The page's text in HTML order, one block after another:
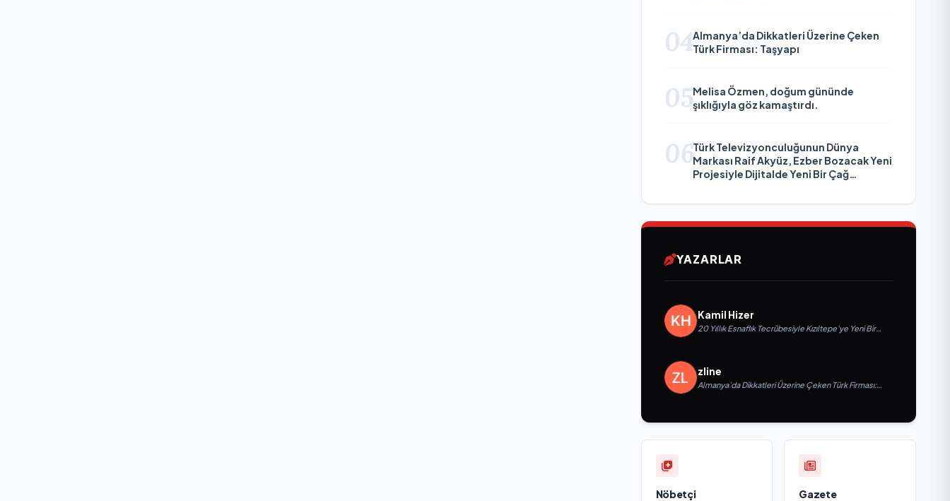
04Almanya’da Dikkatleri Üzerine Çeken
Türk Firması: Taşyapı
05Melisa Özmen, doğum gününde
şıklığıyla göz kamaştırdı.
06Türk Televizyonculuğunun Dünya
Markası Raif Akyüz, Ezber Bozacak Yeni
Projesiyle Dijitalde Yeni Bir Çağ
YAZARLAR
Kamil Hizer
20 Yıllık Esnaflık Tecrübesiyle Kızıltepe'ye Yeni Bir
zline
Almanya’da Dikkatleri Üzerine Çeken Türk Firması:
Nöbetçi
Gazete